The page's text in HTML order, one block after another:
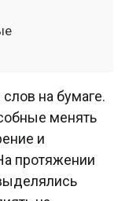
на бумаге.
менять
и
протяжении